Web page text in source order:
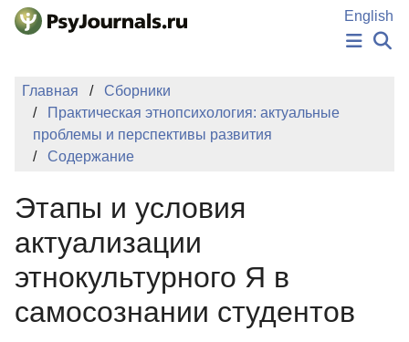
Перейти к основному содержанию
English
НОВОСТИ
ПОДАТЬ РУКОПИСЬ
Регистрация
Главная
Сборники
Практическая этнопсихология: актуальные
проблемы и перспективы развития
Содержание
Этапы и условия
актуализации
этнокультурного Я в
самосознании студентов